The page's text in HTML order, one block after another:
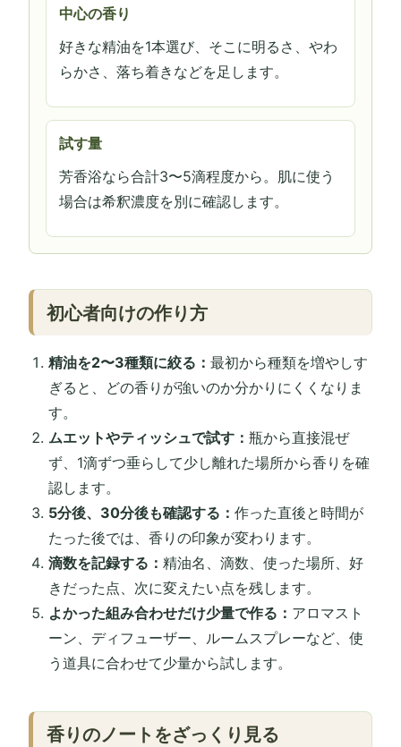
中心の香り
好きな精油を1本選び、そこに明るさ、やわ
らかさ、落ち着きなどを足します。
試す量
芳香浴なら合計3〜5滴程度から。肌に使う
場合は希釈濃度を別に確認します。
初心者向けの作り方
精油を2〜3種類に絞る： 最初から種類を増やしす
ぎると、どの香りが強いのか分かりにくくなりま
す。
ムエットやティッシュで試す： 瓶から直接混ぜ
ず、1滴ずつ垂らして少し離れた場所から香りを確
認します。
5分後、30分後も確認する： 作った直後と時間が
たった後では、香りの印象が変わります。
滴数を記録する： 精油名、滴数、使った場所、好
きだった点、次に変えたい点を残します。
よかった組み合わせだけ少量で作る： アロマスト
ーン、ディフューザー、ルームスプレーなど、使
う道具に合わせて少量から試します。
香りのノートをざっくり見る